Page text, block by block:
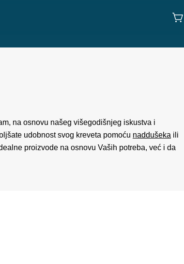
na osnovu našeg višegodišnjeg iskustva i
udobnost svog kreveta pomoću naddušeka ili
proizvode na osnovu Vaših potreba, već i da